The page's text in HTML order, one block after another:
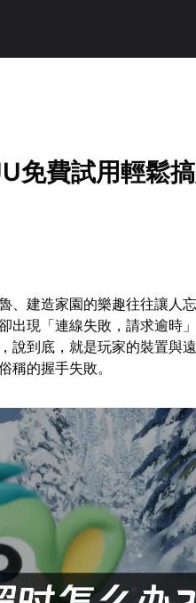
免費試用輕鬆
、建造家園的樂趣往往讓人
出現「連線失敗，請求逾時
說到底，就是玩家的裝置與
稱的握手失敗。